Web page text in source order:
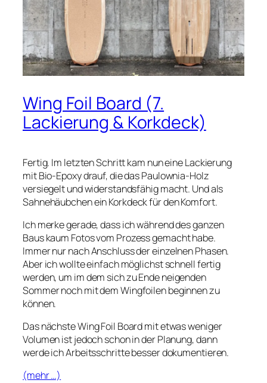
Wing Foil Board (7.
Lackierung & Korkdeck)
Fertig. Im letzten Schritt kam nun eine Lackierung
mit Bio-Epoxy drauf, die das Paulownia-Holz
versiegelt und widerstandsfähig macht. Und als
Sahnehäubchen ein Korkdeck für den Komfort.
Ich merke gerade, dass ich während des ganzen
Baus kaum Fotos vom Prozess gemacht habe.
Immer nur nach Anschluss der einzelnen Phasen.
Aber ich wollte einfach möglichst schnell fertig
werden, um im dem sich zu Ende neigenden
Sommer noch mit dem Wingfoilen beginnen zu
können.
Das nächste Wing Foil Board mit etwas weniger
Volumen ist jedoch schon in der Planung, dann
werde ich Arbeitsschritte besser dokumentieren.
(mehr …)